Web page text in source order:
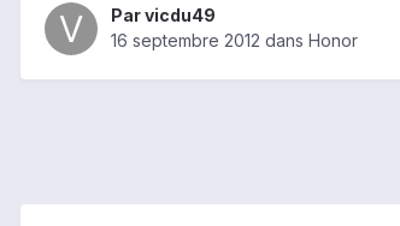
Parvicdu49
16 septembre 2012 dans Honor